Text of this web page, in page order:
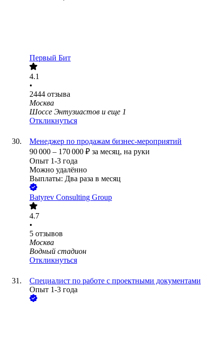
Первый Бит
4.1
•
2444 отзыва
Москва
Шоссе Энтузиастов и еще 1
Откликнуться
Менеджер по продажам бизнес-мероприятий
90 000 – 170 000 ₽ за месяц, на руки
Опыт 1-3 года
Можно удалённо
Выплаты: Два раза в месяц
Batyrev Consulting Group
4.7
•
5 отзывов
Москва
Водный стадион
Откликнуться
Специалист по работе с проектными документами
Опыт 1-3 года